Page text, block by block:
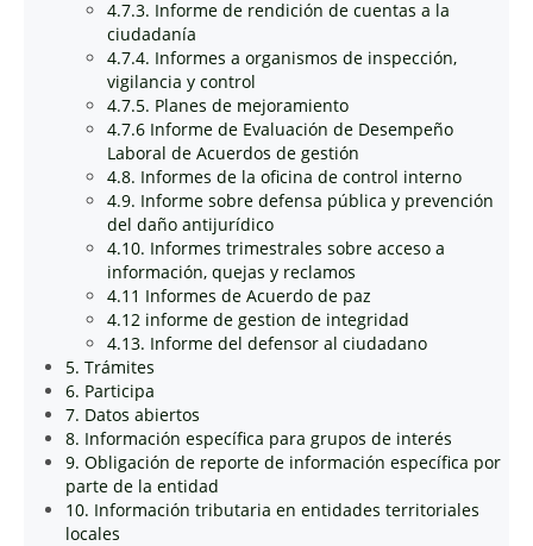
4.7.3. Informe de rendición de cuentas a la
ciudadanía
4.7.4. Informes a organismos de inspección,
vigilancia y control
4.7.5. Planes de mejoramiento
4.7.6 Informe de Evaluación de Desempeño
Laboral de Acuerdos de gestión
4.8. Informes de la oficina de control interno
4.9. Informe sobre defensa pública y prevención
del daño antijurídico
4.10. Informes trimestrales sobre acceso a
información, quejas y reclamos
4.11 Informes de Acuerdo de paz
4.12 informe de gestion de integridad
4.13. Informe del defensor al ciudadano
5. Trámites
6. Participa
7. Datos abiertos
8. Información específica para grupos de interés
9. Obligación de reporte de información específica por
parte de la entidad
10. Información tributaria en entidades territoriales
locales